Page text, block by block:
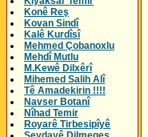
Konê Reş
Kovan Sindî
Kalê Kurdîsî
Mehmed Çobanoxlu
Mehdî Mutlu
M.Kewê Dilxêrî
Mihemed Salih Alî
Tê Amadekirin !!!!
Navser Botanî
Nîhad Temir
Royarê Tirbesipîyê